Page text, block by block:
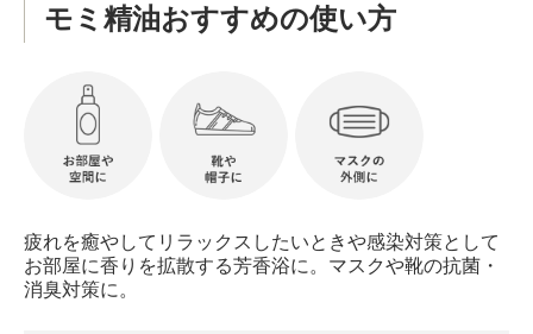
モミ精油おすすめの使い方
疲れを癒やしてリラックスしたいときや感染対策として
お部屋に香りを拡散する芳香浴に。マスクや靴の抗菌・
消臭対策に。